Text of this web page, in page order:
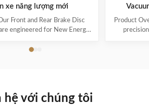
xe năng lượng mới
Front and Rear Brake Disc
engineered for New Energy
and compatibility with
systems. Key Features &
Product
hệ với chúng tôi